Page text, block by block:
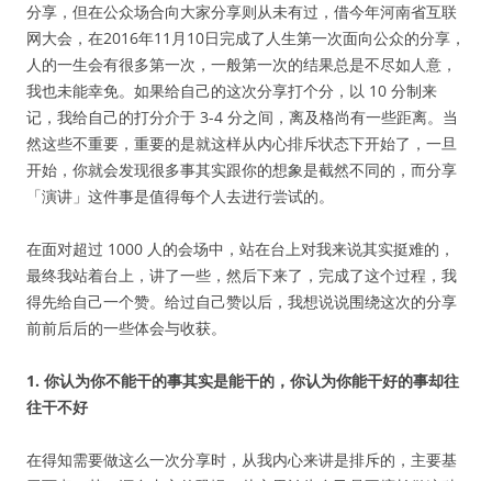
分享，但在公众场合向大家分享则从未有过，借今年河南省互联
网大会，在2016年11月10日完成了人生第一次面向公众的分享，
人的一生会有很多第一次，一般第一次的结果总是不尽如人意，
我也未能幸免。如果给自己的这次分享打个分，以 10 分制来
记，我给自己的打分介于 3-4 分之间，离及格尚有一些距离。当
然这些不重要，重要的是就这样从内心排斥状态下开始了，一旦
开始，你就会发现很多事其实跟你的想象是截然不同的，而分享
「演讲」这件事是值得每个人去进行尝试的。
在面对超过 1000 人的会场中，站在台上对我来说其实挺难的，
最终我站着台上，讲了一些，然后下来了，完成了这个过程，我
得先给自己一个赞。给过自己赞以后，我想说说围绕这次的分享
前前后后的一些体会与收获。
1. 你认为你不能干的事其实是能干的，你认为你能干好的事却往
往干不好
在得知需要做这么一次分享时，从我内心来讲是排斥的，主要基